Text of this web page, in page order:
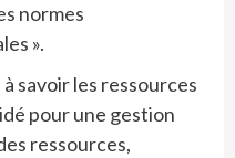
normes
».
savoir les ressources
pour une gestion
ressources,